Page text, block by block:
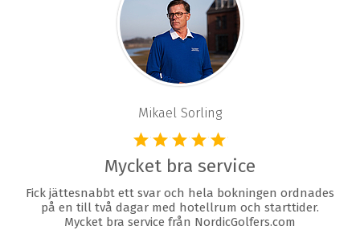
Mikael Sorling
Mycket bra service
Fick jättesnabbt ett svar och hela bokningen ordnades
på en till två dagar med hotellrum och starttider.
Mycket bra service från NordicGolfers.com